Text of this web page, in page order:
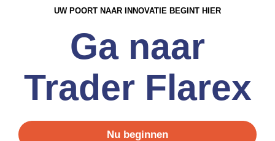
UW POORT NAAR INNOVATIE BEGINT HIER
Ga naar
Trader Flarex
Nu beginnen